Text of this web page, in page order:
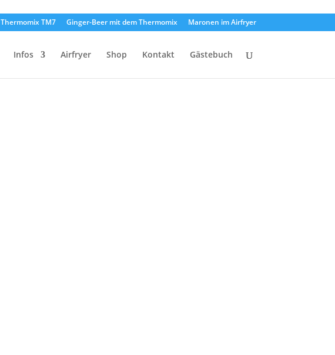
Thermomix TM7 Ginger-Beer mit dem Thermomix Maronen im Airfryer
Infos Airfryer Shop Kontakt Gästebuch